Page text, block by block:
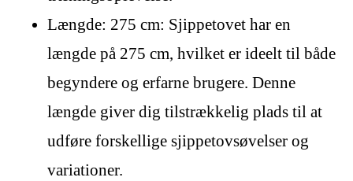
Længde: 275 cm: Sjippetovet har en
længde på 275 cm, hvilket er ideelt til både
begyndere og erfarne brugere. Denne
længde giver dig tilstrækkelig plads til at
udføre forskellige sjippetovsøvelser og
variationer.